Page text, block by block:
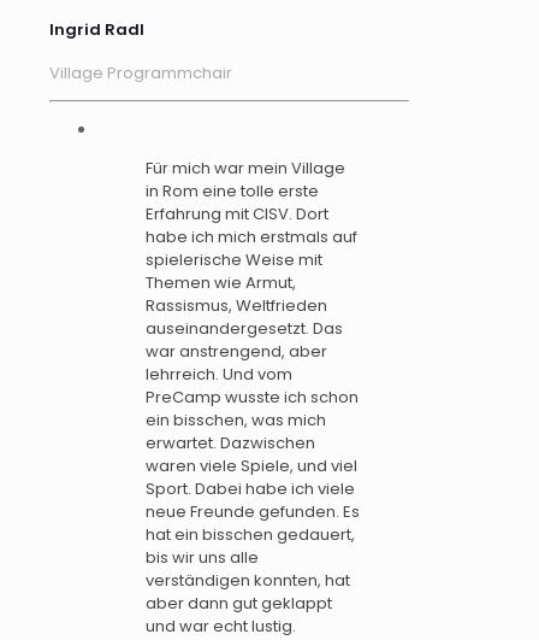
Ingrid Radl
Village Programmchair
Für mich war mein Village
in Rom eine tolle erste
Erfahrung mit CISV. Dort
habe ich mich erstmals auf
spielerische Weise mit
Themen wie Armut,
Rassismus, Weltfrieden
auseinandergesetzt. Das
war anstrengend, aber
lehrreich. Und vom
PreCamp wusste ich schon
ein bisschen, was mich
erwartet. Dazwischen
waren viele Spiele, und viel
Sport. Dabei habe ich viele
neue Freunde gefunden. Es
hat ein bisschen gedauert,
bis wir uns alle
verständigen konnten, hat
aber dann gut geklappt
und war echt lustig.